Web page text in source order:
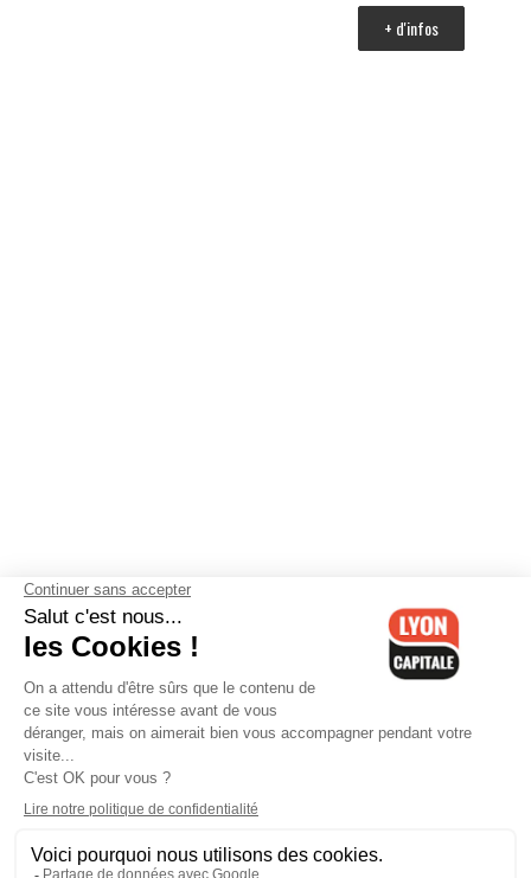
+ d'infos
Contactez-nous-Mentions légales-CGV-Politique de